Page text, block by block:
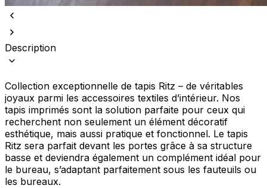
Description
Collection exceptionnelle de tapis Ritz – de véritables
joyaux parmi les accessoires textiles d’intérieur. Nos
tapis imprimés sont la solution parfaite pour ceux qui
recherchent non seulement un élément décoratif
esthétique, mais aussi pratique et fonctionnel. Le tapis
Ritz sera parfait devant les portes grâce à sa structure
basse et deviendra également un complément idéal pour
le bureau, s’adaptant parfaitement sous les fauteuils ou
les bureaux.